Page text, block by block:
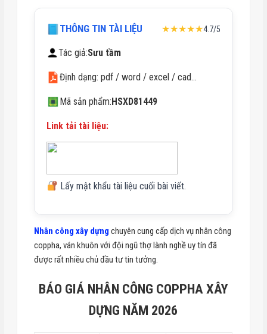
THÔNG TIN TÀI LIỆU ★★★★★4.7/5
Tác giả:Sưu tầm
Định dạng: pdf / word / excel / cad…
Mã sản phẩm:HSXD81449
Link tải tài liệu:
Lấy mật khẩu tài liệu cuối bài viết.
Nhân công xây dựng chuyên cung cấp dịch vụ nhân công
coppha, ván khuôn với đội ngũ thợ lành nghề uy tín đã
được rất nhiều chủ đầu tư tin tưởng.
BÁO GIÁ NHÂN CÔNG COPPHA XÂY
DỰNG NĂM 2026